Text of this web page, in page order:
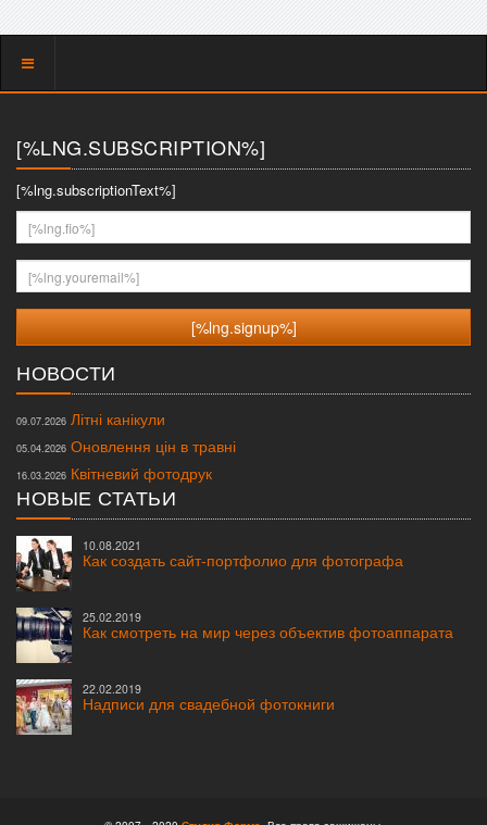
Показать
[%LNG.SUBSCRIPTION%]
[%lng.subscriptionText%]
[%lng.fio%]
[%lng.youremail%]
НОВОСТИ
09.07.2026 Літні канікули
05.04.2026 Оновлення цін в травні
16.03.2026 Квітневий фотодрук
НОВЫЕ СТАТЬИ
10.08.2021
Как создать сайт-портфолио для фотографа
25.02.2019
Как смотреть на мир через объектив фотоаппарата
22.02.2019
Надписи для свадебной фотокниги